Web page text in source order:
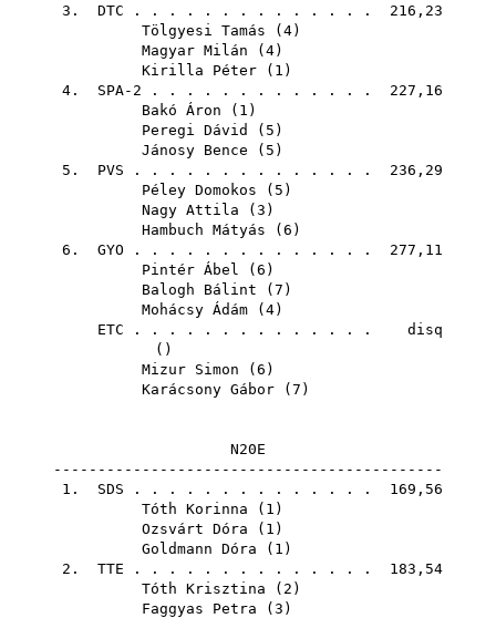
3. DTC . . . . . . . . . . . . . . 216,23
Tölgyesi Tamás ( 4)
Magyar Milán ( 4)
Kirilla Péter ( 1 )
4. SPA-2 . . . . . . . . . . . . . 227,16
Bakó Áron ( 1 )
Peregi Dávid
( 5 )
Jánosy Bence ( 5 )
5. PVS . . . . . . . . . . . . . . 236,29
Péley Domokos ( 5 )
Nagy Attila ( 3 )
Hambuch Mátyás ( 6 )
6. GYO . . . . . . . . . . . . . . 277,11
Pintér Ábel ( 6 )
Balogh Bálint ( 7 )
Mohácsy Ádám ( 4)
ETC . . . . . . . . . . . . . . disq
()
Mizur Simon ( 6 )
Karácsony Gábor ( 7 )
N20E
--------------------------------------------
1. SDS . . . . . . . . . . . . . . 169,56
Tóth Korinna ( 1 )
Ozsvárt Dóra ( 1 )
Goldmann Dóra ( 1 )
2. TTE . . . . . . . . . . . . . . 183,54
Tóth Krisztina ( 2 )
Faggyas Petra ( 3 )